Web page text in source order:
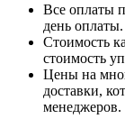
Все оплаты
день оплаты.
Стоимость
стоимость
Цены на
доставки,
менеджеров.